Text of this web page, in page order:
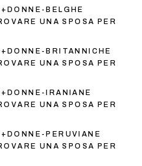
BELGHE
UNA SPOSA PER
BRITANNICHE
UNA SPOSA PER
IRANIANE
UNA SPOSA PER
PERUVIANE
UNA SPOSA PER